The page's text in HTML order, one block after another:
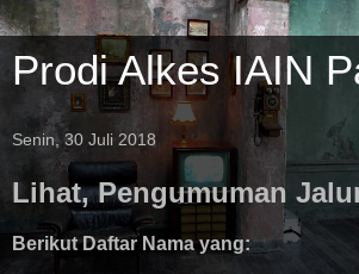
Prodi Alkes IAIN
Senin, 30 Juli 2018
Lihat, Pengumuman
Berikut Daftar Nama yang: